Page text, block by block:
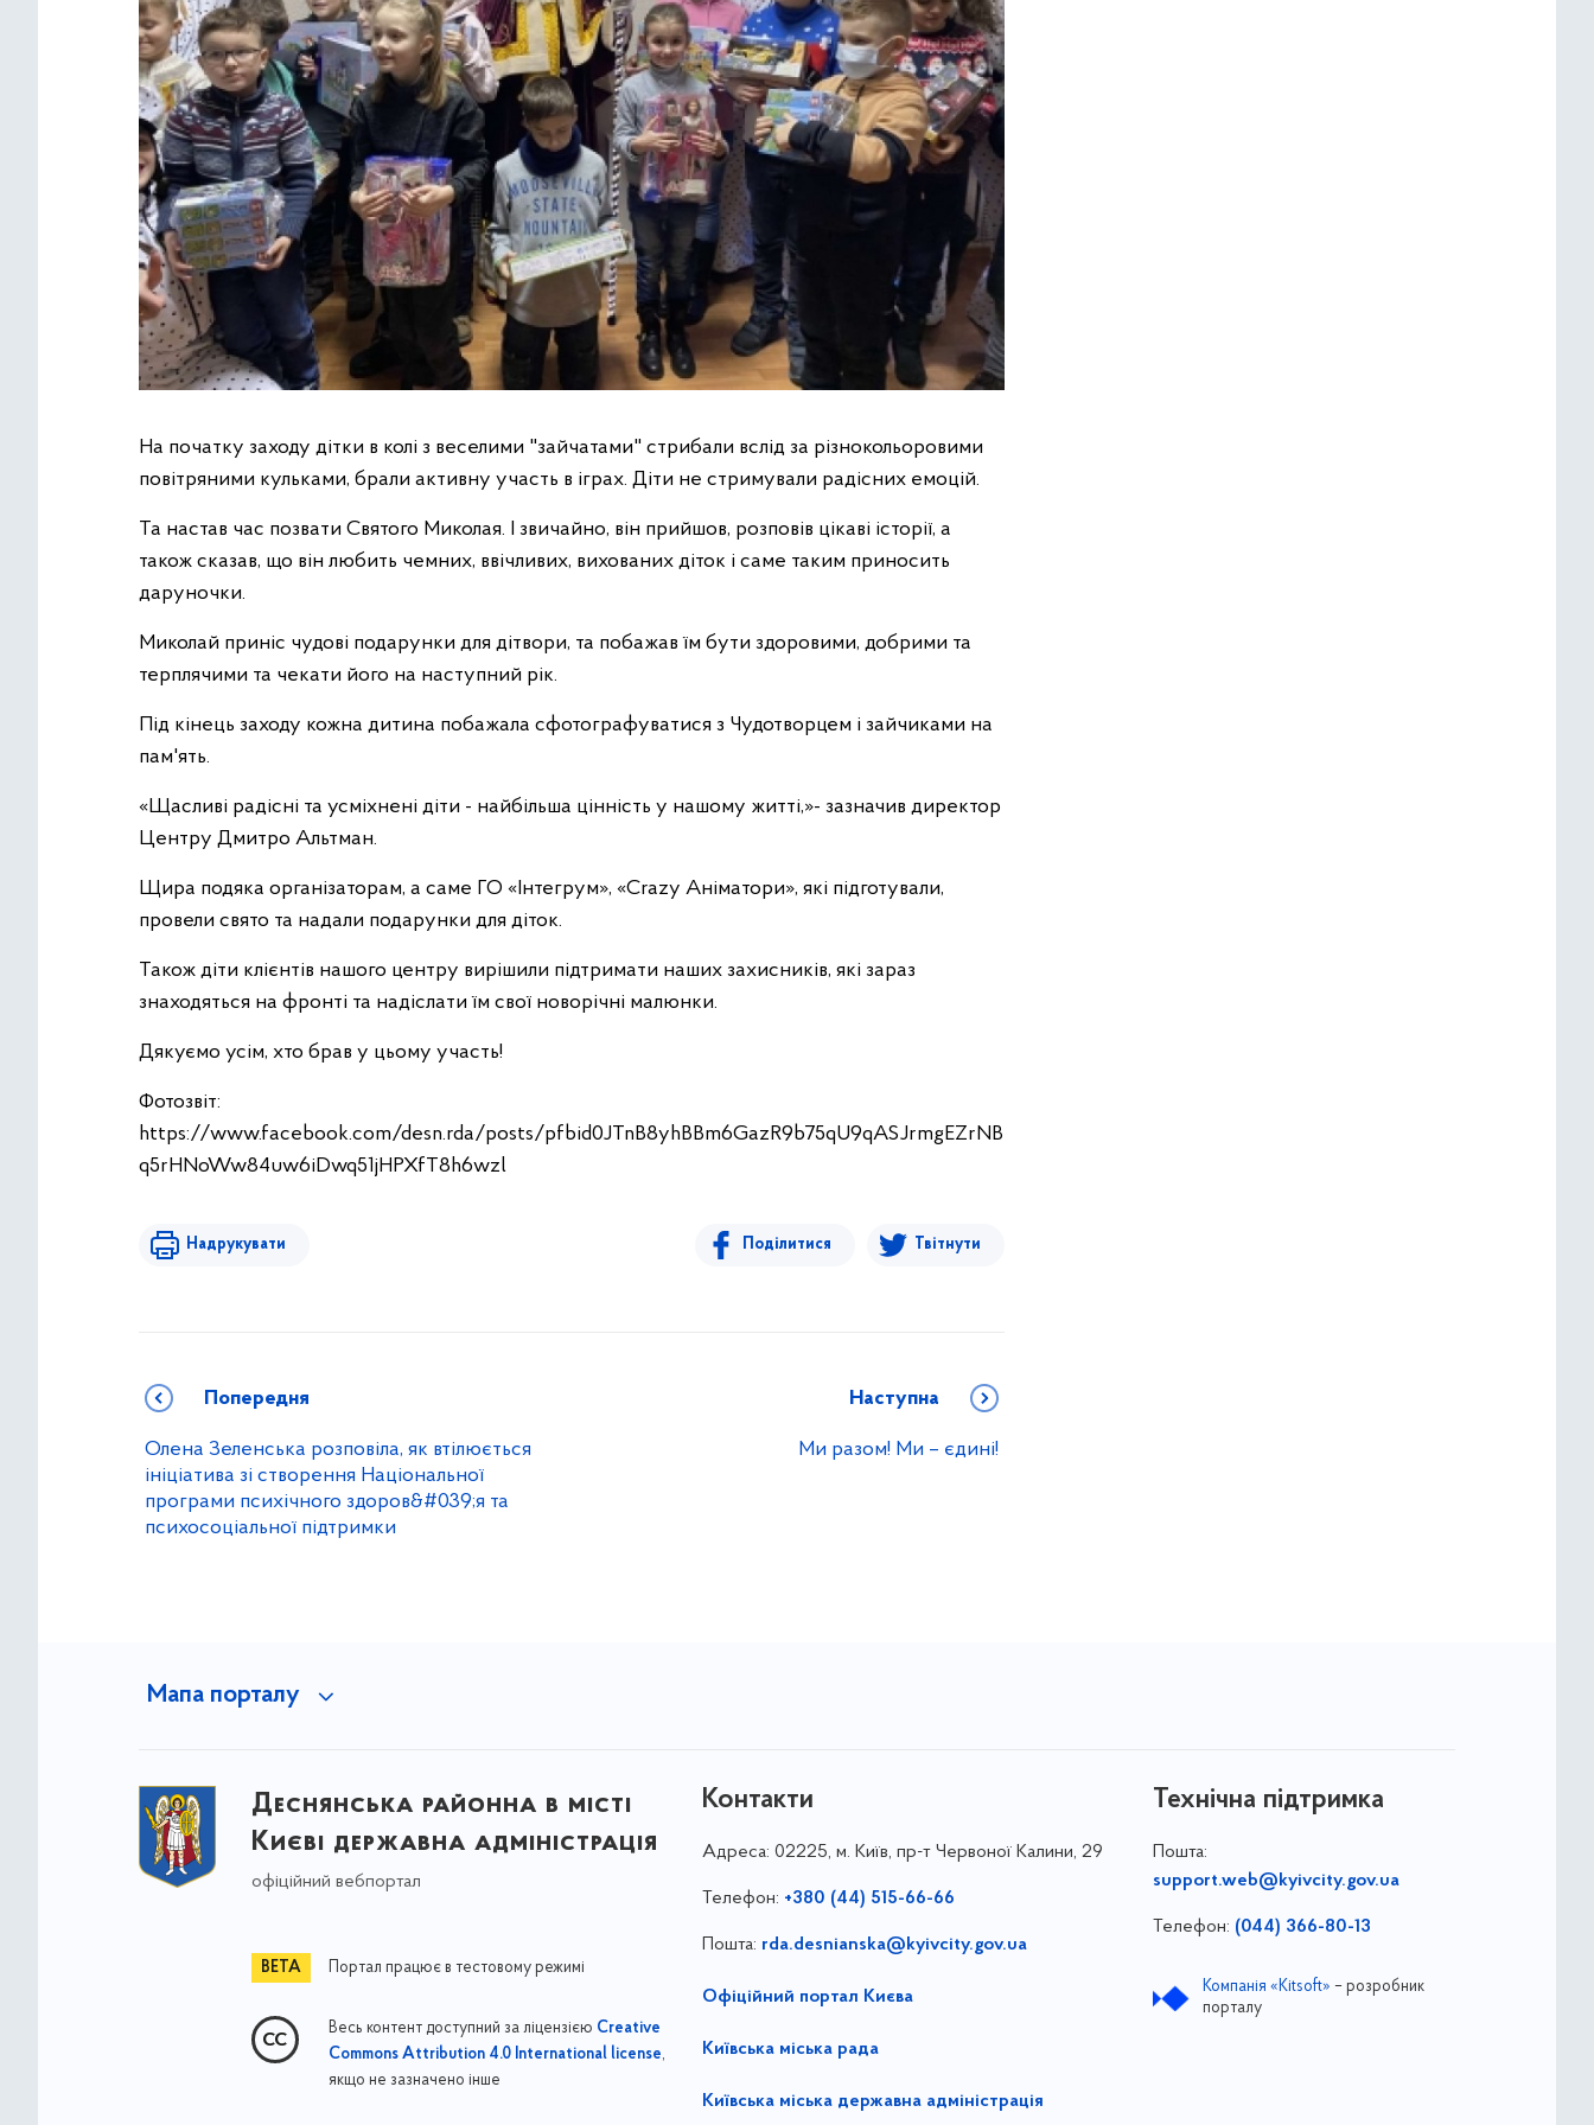
На початку заходу дітки в колі з веселими "зайчатами" стрибали вслід за різнокольоровими
повітряними кульками, брали активну участь в іграх. Діти не стримували радісних емоцій.
Та настав час позвати Святого Миколая. І звичайно, він прийшов, розповів цікаві історії, а
також сказав, що він любить чемних, ввічливих, вихованих діток і саме таким приносить
даруночки.
Миколай приніс чудові подарунки для дітвори, та побажав їм бути здоровими, добрими та
терплячими та чекати його на наступний рік.
Під кінець заходу кожна дитина побажала сфотографуватися з Чудотворцем і зайчиками на
пам'ять.
«Щасливі радісні та усміхнені діти - найбільша цінність у нашому житті,»- зазначив директор
Центру Дмитро Альтман.
Щира подяка організаторам, а саме ГО «Інтегрум», «Сrazy Аніматори», які підготували,
провели свято та надали подарунки для діток.
Також діти клієнтів нашого центру вирішили підтримати наших захисників, які зараз
знаходяться на фронті та надіслати їм свої новорічні малюнки.
Дякуємо усім, хто брав у цьому участь!
Фотозвіт:
https://www.facebook.com/desn.rda/posts/pfbid0JTnB8yhBBm6GazR9b75qU9qASJrmgEZrNB
q5rHNoWw84uw6iDwq51jHPXfT8h6wzl
Надрукувати Поділитися Твітнути
Попередня
Олена Зеленська розповіла, як втілюється
ініціатива зі створення Національної
програми психічного здоров&#039;я та
психосоціальної підтримки
Наступна
Ми разом! Ми – єдині!
Мапа порталу
Деснянська районна в місті
Києві державна адміністрація
офіційний вебпортал
Портал працює в тестовому режимі
Весь контент доступний за ліцензією Creative
Commons Attribution 4.0 International license,
якщо не зазначено інше
Контакти
Адреса: 02225, м. Київ, пр-т Червоної Калини, 29
Телефон: +380 (44) 515-66-66
Пошта: rda.desnianska@kyivcity.gov.ua
Офіційний портал Києва
Київська міська рада
Київська міська державна адміністрація
Технічна підтримка
Пошта:
support.web@kyivcity.gov.ua
Телефон: (044) 366-80-13
Компанія «Kitsoft» – розробник
порталу